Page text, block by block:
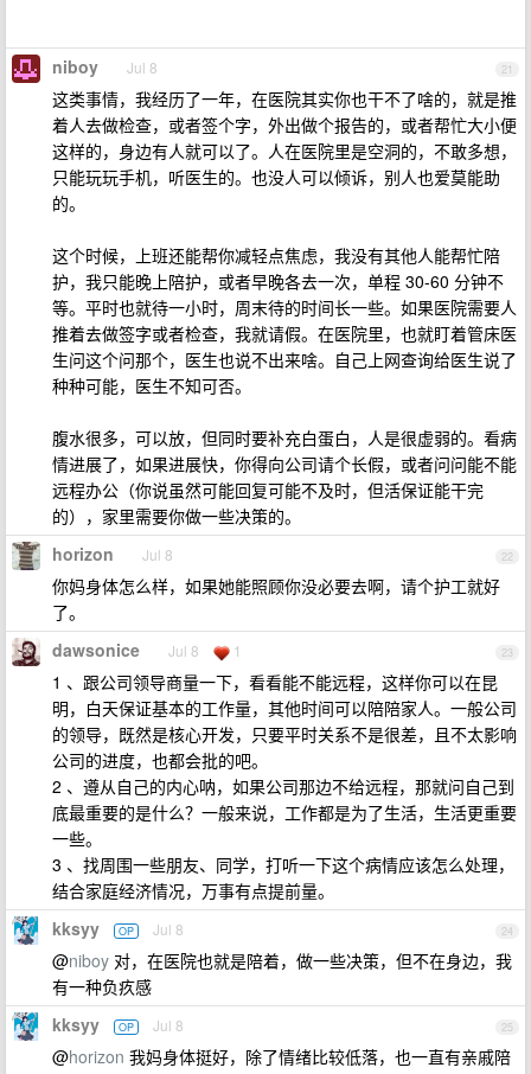
21
niboy Jul 8
这类事情，我经历了一年，在医院其实你也干不了啥的，就是推
着人去做检查，或者签个字，外出做个报告的，或者帮忙大小便
这样的，身边有人就可以了。人在医院里是空洞的，不敢多想，
只能玩玩手机，听医生的。也没人可以倾诉，别人也爱莫能助
的。
这个时候，上班还能帮你减轻点焦虑，我没有其他人能帮忙陪
护，我只能晚上陪护，或者早晚各去一次，单程 30-60 分钟不
等。平时也就待一小时，周末待的时间长一些。如果医院需要人
推着去做签字或者检查，我就请假。在医院里，也就盯着管床医
生问这个问那个，医生也说不出来啥。自己上网查询给医生说了
种种可能，医生不知可否。
腹水很多，可以放，但同时要补充白蛋白，人是很虚弱的。看病
情进展了，如果进展快，你得向公司请个长假，或者问问能不能
远程办公（你说虽然可能回复可能不及时，但活保证能干完
的），家里需要你做一些决策的。
22
horizon Jul 8
你妈身体怎么样，如果她能照顾你没必要去啊，请个护工就好
了。
23
dawsonice Jul 8 1
1 、跟公司领导商量一下，看看能不能远程，这样你可以在昆
明，白天保证基本的工作量，其他时间可以陪陪家人。一般公司
的领导，既然是核心开发，只要平时关系不是很差，且不太影响
公司的进度，也都会批的吧。
2 、遵从自己的内心呐，如果公司那边不给远程，那就问自己到
底最重要的是什么？一般来说，工作都是为了生活，生活更重要
一些。
3 、找周围一些朋友、同学，打听一下这个病情应该怎么处理，
结合家庭经济情况，万事有点提前量。
24
kksyy OP Jul 8
@niboy 对，在医院也就是陪着，做一些决策，但不在身边，我
有一种负疚感
25
kksyy OP Jul 8
@horizon 我妈身体挺好，除了情绪比较低落，也一直有亲戚陪